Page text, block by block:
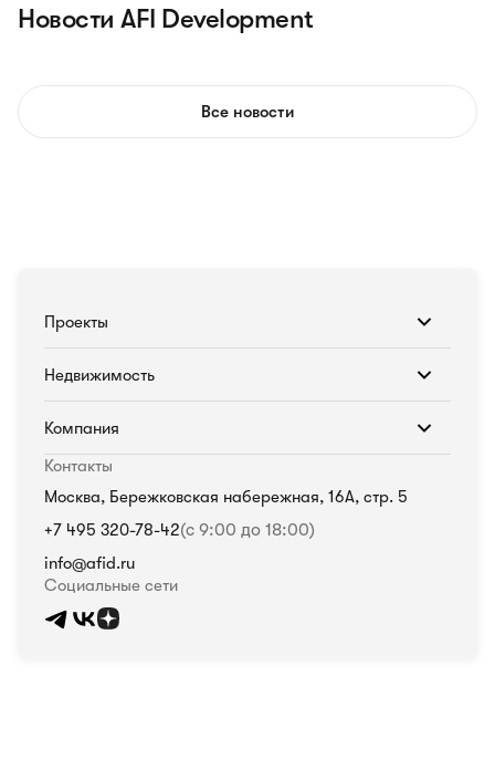
Новости AFI Development
Все новости
Проекты
Недвижимость
Компания
Контакты
Москва, Бережковская набережная, 16А, стр. 5
+7 495 320-78-42(с 9:00 до 18:00)
info@afid.ru
Социальные сети